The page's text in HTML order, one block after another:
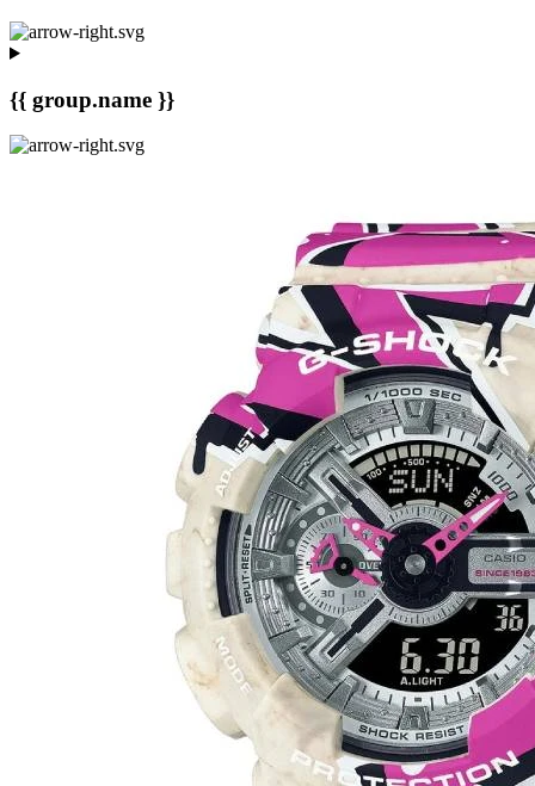
{{ group.name }}